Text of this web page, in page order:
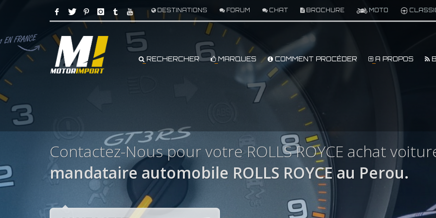
DESTINATIONS FORUM CHAT BROCHURE MOTO
RECHERCHER MARQUES COMMENT PROCÉDER A PROPOS
Contactez-Nous pour votre ROLLS ROYCE achat
mandataire automobile ROLLS ROYCE au Perou.